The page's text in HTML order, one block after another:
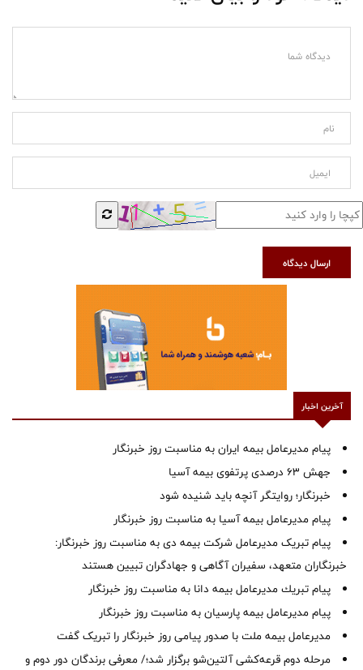
ارسال دیدگاه
آخرین اخبار
پیام مدیرعامل بیمه ایران به مناسبت روز خبرنگار
جهش ۶۳ درصدی پرتفوی بیمه آسیا
خبرنگار؛ روایتگر آنچه باید شنیده شود
پیام مدیرعامل بیمه آسیا به مناسبت روز خبرنگار
پیام تبریک مدیرعامل شرکت بیمه دی به مناسبت روز خبرنگار:
خبرنگاران متعهد، سفیران آگاهی و جهادگران تبیین هستند
پیام ‌تبریك‌ مدیرعامل بیمه دانا به مناسبت روز خبرنگار
پیام مدیرعامل بیمه پارسیان به مناسبت روز خبرنگار
مدیرعامل بیمه ملت با صدور پیامی روز خبرنگار را تبریک گفت
مرحله دوم قرعه‌کشی آلتین‌شو برگزار شد؛/ معرفی برندگان دور دوم و